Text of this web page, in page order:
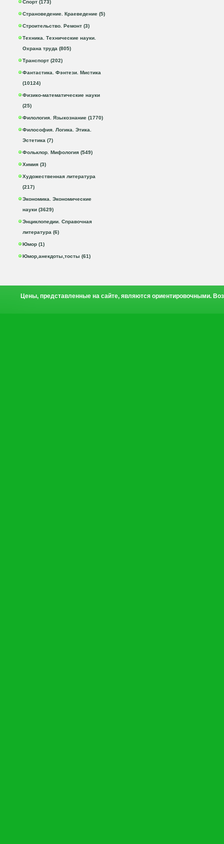
Спорт (173)
Страноведение. Краеведение (5)
Строительство. Ремонт (3)
Техника. Технические науки.
Охрана труда (805)
Транспорт (202)
Фантастика. Фэнтези. Мистика
(10124)
Физико-математические науки
(25)
Филология. Языкознание (1770)
Философия. Логика. Этика.
Эстетика (7)
Фольклор. Мифология (549)
Химия (3)
Художественная литература
(217)
Экономика. Экономические
науки (3629)
Энциклопедии. Справочная
литература (6)
Юмор (1)
Юмор,анекдоты,тосты (61)
Цены, представленные на сайте, являются ориентировочными.